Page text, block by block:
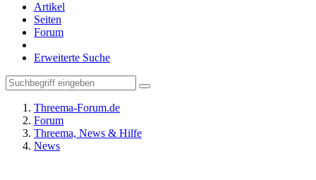
Artikel
Seiten
Forum
Erweiterte Suche
Threema-Forum.de
Forum
Threema, News & Hilfe
News